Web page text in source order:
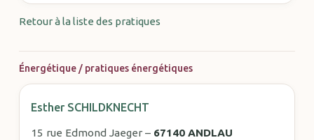
Retour à la liste des pratiques
Énergétique / pratiques énergétiques
Esther SCHILDKNECHT
15 rue Edmond Jaeger – 67140 ANDLAU